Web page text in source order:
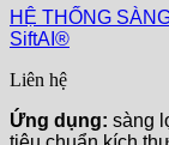
HỆ THỐNG
SiftAI®
Liên hệ
Ứng dụng: sàng